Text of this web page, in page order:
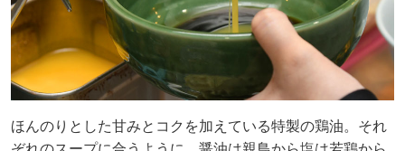
ほんのりとした甘みとコクを加えている特製の鶏油。それ